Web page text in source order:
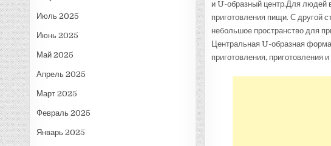
Июль 2025
Июнь 2025
Май 2025
Апрель 2025
Март 2025
Февраль 2025
Январь 2025
и U-образный центр.Для людей
приготовления пищи. С другой
небольшое пространство для
Центральная U-образная
приготовления, приготовления